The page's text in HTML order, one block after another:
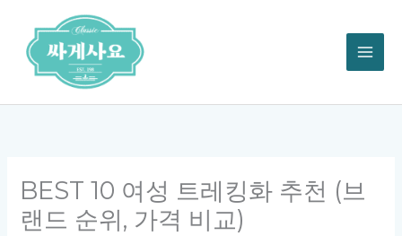
너
BEST 10 여성 트레킹화 추천 (브
랜드 순위, 가격 비교)